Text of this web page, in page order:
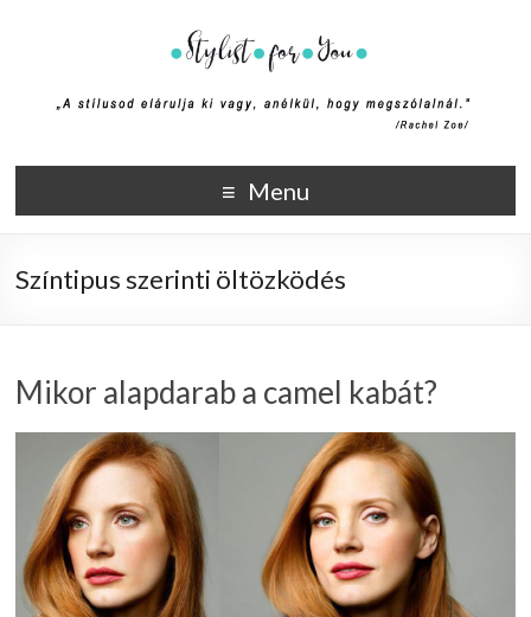
Stylist4U
A stílus az egyik módja annak, hogy elmondd ki vagy, anélkül,
hogy megszólalnál. (Rachel Zoe)
Menu
Színtipus szerinti öltözködés
Mikor alapdarab a camel kabát?